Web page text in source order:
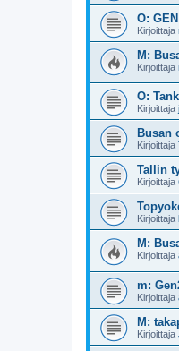
O:
Kirjoittaja
M:
Kirjoittaja
O:
Kirjoittaja
Busan
Kirjoittaja
Tallin
Kirjoittaja
Kirjoittaja
M:
Kirjoittaja
m:
Kirjoittaja
M:
Kirjoittaja